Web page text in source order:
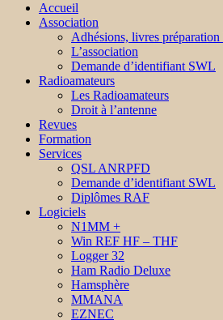
Accueil
Association
Adhésions, livres
L’association
Demande d’identifiant SWL
Radioamateurs
Les Radioamateurs
Droit à l’antenne
Revues
Formation
Services
QSL ANRPFD
Demande d’identifiant SWL
Diplômes RAF
Logiciels
N1MM +
Win REF HF – THF
Logger 32
Ham Radio Deluxe
Hamsphère
MMANA
EZNEC